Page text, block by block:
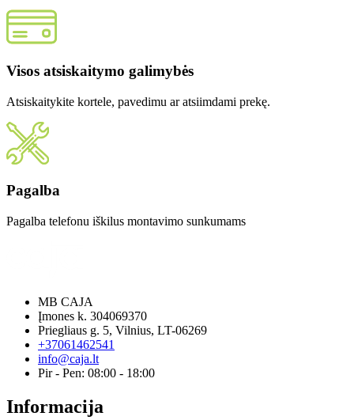
Visos atsiskaitymo galimybės
Atsiskaitykite kortele, pavedimu ar atsiimdami prekę.
Pagalba
Pagalba telefonu iškilus montavimo sunkumams
MB CAJA
Įmones k. 304069370
Priegliaus g. 5, Vilnius, LT-06269
+37061462541
info@caja.lt
Pir - Pen: 08:00 - 18:00
Informacija